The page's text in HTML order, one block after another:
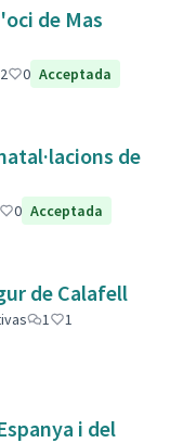
de Mas
2 0 Acceptada
de
0 Acceptada
de Calafell
1
1
i del